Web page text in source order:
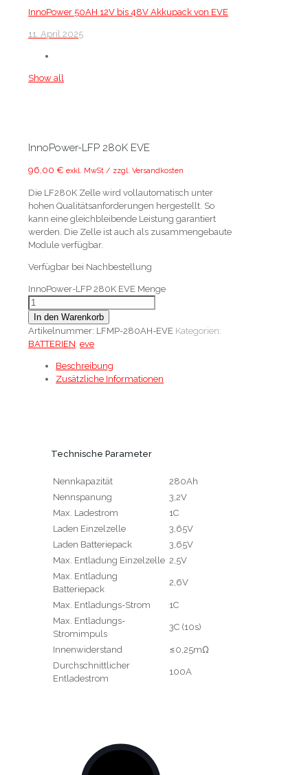
InnoPower 50AH 12V bis 48V Akkupack von EVE
11. April 2025
Show all
InnoPower-LFP 280K EVE
96,00 € exkl. MwSt / zzgl. Versandkosten
Die LF280K Zelle wird vollautomatisch unter
hohen Qualitätsanforderungen hergestellt. So
kann eine gleichbleibende Leistung garantiert
werden. Die Zelle ist auch als zusammengebaute
Module verfügbar.
Verfügbar bei Nachbestellung
InnoPower-LFP 280K EVE Menge
In den Warenkorb
Artikelnummer: LFMP-280AH-EVE Kategorien:
BATTERIEN, eve
Beschreibung
Zusätzliche Informationen
Technische Parameter
Nennkapazität
280Ah
Nennspanung
3,2V
Max. Ladestrom
1C
Laden Einzelzelle
3,65V
Laden Batteriepack
3,65V
Max. Entladung Einzelzelle 2,5V
Max. Entladung
Batteriepack
2,6V
Max. Entladungs-Strom
1C
Max. Entladungs-
Stromimpuls
3C (10s)
Innenwiderstand
≤0,25mΩ
Durchschnittlicher
Entladestrom
100A